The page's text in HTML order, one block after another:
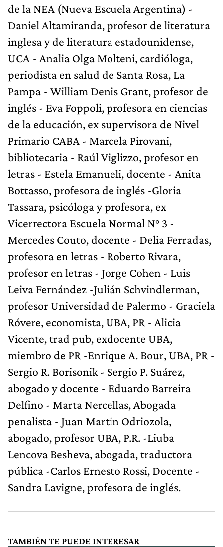
de la NEA (Nueva Escuela Argentina) -
Daniel Altamiranda, profesor de literatura
inglesa y de literatura estadounidense,
UCA - Analia Olga Molteni, cardióloga,
periodista en salud de Santa Rosa, La
Pampa - William Denis Grant, profesor de
inglés - Eva Foppoli, profesora en ciencias
de la educación, ex supervisora de Nivel
Primario CABA - Marcela Pirovani,
bibliotecaria - Raúl Viglizzo, profesor en
letras - Estela Emanueli, docente - Anita
Bottasso, profesora de inglés -Gloria
Tassara, psicóloga y profesora, ex
Vicerrectora Escuela Normal N° 3 -
Mercedes Couto, docente - Delia Ferradas,
profesora en letras - Roberto Rivara,
profesor en letras - Jorge Cohen - Luis
Leiva Fernández -Julián Schvindlerman,
profesor Universidad de Palermo - Graciela
Róvere, economista, UBA, PR - Alicia
Vicente, trad pub, exdocente UBA,
miembro de PR -Enrique A. Bour, UBA, PR -
Sergio R. Borisonik - Sergio P. Suárez,
abogado y docente - Eduardo Barreira
Delfino - Marta Nercellas, Abogada
penalista - Juan Martin Odriozola,
abogado, profesor UBA, P.R. -Liuba
Lencova Besheva, abogada, traductora
pública -Carlos Ernesto Rossi, Docente -
Sandra Lavigne, profesora de inglés.
TAMBIÉN TE PUEDE INTERESAR